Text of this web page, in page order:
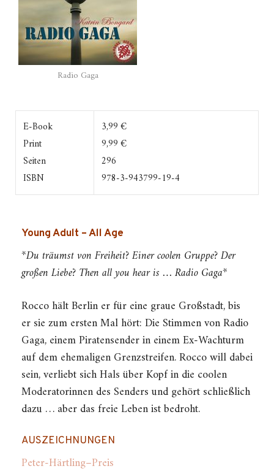
Radio Gaga
E-Book
Print
Seiten
ISBN
3,99 €
9,99 €
296
978-3-943799-19-4
Young Adult – All Age
*Du träumst von Freiheit? Einer coolen Gruppe? Der
großen Liebe? Then all you hear is … Radio Gaga*
Rocco hält Berlin er für eine graue Großstadt, bis
er sie zum ersten Mal hört: Die Stimmen von Radio
Gaga, einem Piratensender in einem Ex-Wachturm
auf dem ehemaligen Grenzstreifen. Rocco will dabei
sein, verliebt sich Hals über Kopf in die coolen
Moderatorinnen des Senders und gehört schließlich
dazu … aber das freie Leben ist bedroht.
AUSZEICHNUNGEN
Peter-Härtling–Preis